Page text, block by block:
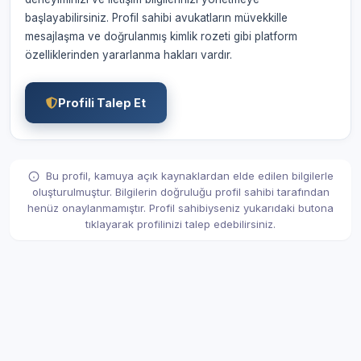
başlayabilirsiniz. Profil sahibi avukatların müvekkille
mesajlaşma ve doğrulanmış kimlik rozeti gibi platform
özelliklerinden yararlanma hakları vardır.
Profili Talep Et
Bu profil, kamuya açık kaynaklardan elde edilen bilgilerle
oluşturulmuştur. Bilgilerin doğruluğu profil sahibi tarafından
henüz onaylanmamıştır. Profil sahibiyseniz yukarıdaki butona
tıklayarak profilinizi talep edebilirsiniz.